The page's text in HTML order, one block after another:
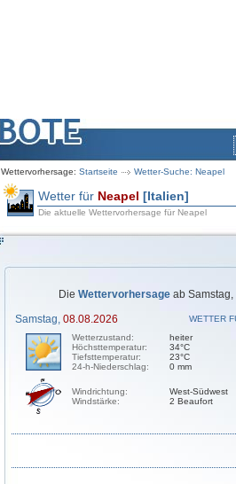
Wettervorhersage: Startseite Wetter-Suche: Neapel
Wetter für Neapel [Italien]
Die aktuelle Wettervorhersage für Neapel
Die Wettervorhersage ab
Samstag, 08.08.2026
WETTER
Wetterzustand:
Höchsttemperatur:
Tiefsttemperatur:
24-h-Niederschlag:
heiter
34°C
23°C
0 mm
Windrichtung:
Windstärke:
West-Südwest
2 Beaufort